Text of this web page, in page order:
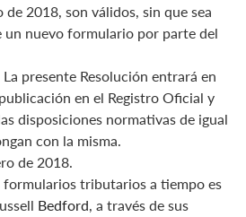
2018, son válidos, sin que sea
un nuevo formulario por parte del
presente Resolución entrará en
en el Registro Oficial y
disposiciones normativas de igual
con la misma.
de 2018.
formularios tributarios a tiempo es
Bedford, a través de sus